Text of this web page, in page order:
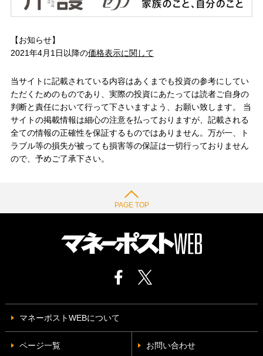
【お知らせ】
2021年4月1日以降の価格表示に関して
当サイトに記載されている内容はあくまでも投資の参考にしてい
ただくためのものであり、実際の投資にあたっては読者ご自身の
判断と責任において行って下さいますよう、お願い致します。 当
サイトの掲載情報は細心の注意を払っておりますが、記載される
全ての情報の正確性を保証するものではありません。万が一、ト
ラブル等の損失が被っても損害等の保証は一切行っておりません
ので、予めご了承下さい。
PAGE TOP
マネーポストWEBについて
ページ一覧 お問い合わせ